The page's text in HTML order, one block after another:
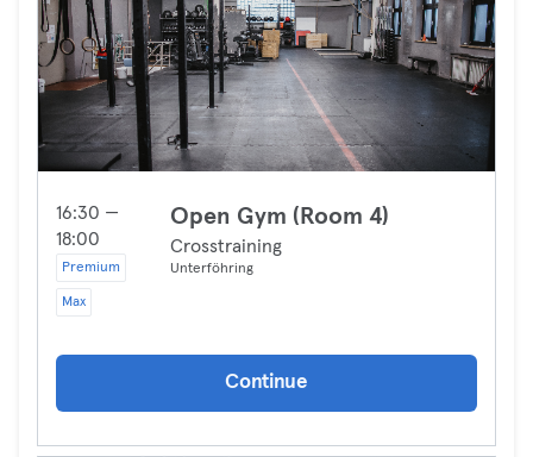
16:30 —
18:00
Premium
Max
Open Gym (Room 4)
Crosstraining
Unterföhring
Continue